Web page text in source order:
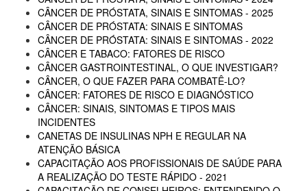
CÂNCER DE PRÓSTATA, SINAIS E SINTOMAS - 2025
CÂNCER DE PRÓSTATA: SINAIS E SINTOMAS
CÂNCER DE PRÓSTATA: SINAIS E SINTOMAS - 2022
CÂNCER E TABACO: FATORES DE RISCO
CÂNCER GASTROINTESTINAL, O QUE INVESTIGAR?
CÂNCER, O QUE FAZER PARA COMBATÊ-LO?
CÂNCER: FATORES DE RISCO E DIAGNÓSTICO
CÂNCER: SINAIS, SINTOMAS E TIPOS MAIS
INCIDENTES
CANETAS DE INSULINAS NPH E REGULAR NA
ATENÇÃO BÁSICA
CAPACITAÇÃO AOS PROFISSIONAIS DE SAÚDE PARA
A REALIZAÇÃO DO TESTE RÁPIDO - 2021